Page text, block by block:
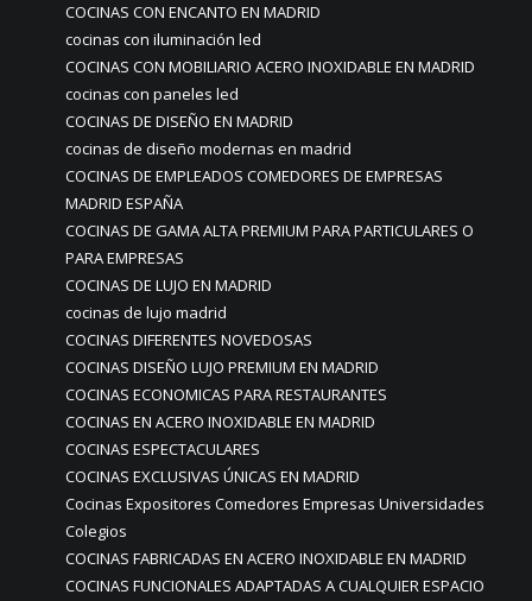
COCINAS CON ENCANTO EN MADRID
cocinas con iluminación led
COCINAS CON MOBILIARIO ACERO INOXIDABLE EN MADRID
cocinas con paneles led
COCINAS DE DISEÑO EN MADRID
cocinas de diseño modernas en madrid
COCINAS DE EMPLEADOS COMEDORES DE EMPRESAS
MADRID ESPAÑA
COCINAS DE GAMA ALTA PREMIUM PARA PARTICULARES O
PARA EMPRESAS
COCINAS DE LUJO EN MADRID
cocinas de lujo madrid
COCINAS DIFERENTES NOVEDOSAS
COCINAS DISEÑO LUJO PREMIUM EN MADRID
COCINAS ECONOMICAS PARA RESTAURANTES
COCINAS EN ACERO INOXIDABLE EN MADRID
COCINAS ESPECTACULARES
COCINAS EXCLUSIVAS ÚNICAS EN MADRID
Cocinas Expositores Comedores Empresas Universidades
Colegios
COCINAS FABRICADAS EN ACERO INOXIDABLE EN MADRID
COCINAS FUNCIONALES ADAPTADAS A CUALQUIER ESPACIO